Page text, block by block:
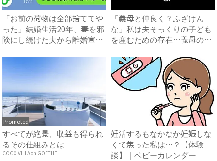
「お前の荷物は全部捨ててや
った」結婚生活20年、妻を邪
険にし続けた夫から離婚宣
「義母と仲良く？ふざけん
な」私は夫そっくりの子ども
を産むための存在…義母の企
Promoted
すべてが絶景、収益も得られ
るその仕組みとは
COCO VILLA on GOETHE
妊活するもなかなか妊娠しな
くて焦った私は…？【体験
談】｜ベビーカレンダー